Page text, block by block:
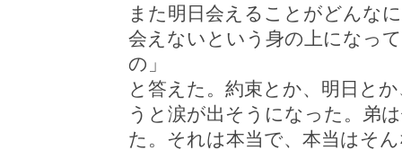
また明日会えることがどんな
会えないという身の上にな
の」
と答えた。約束とか、明日と
うと涙が出そうになった。弟
た。それは本当で、本当はそ